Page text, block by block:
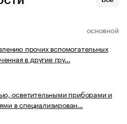
ОСНОВНОЙ
прочих вспомогательных
в другие гру…
осветительными приборами и
в специализирован…